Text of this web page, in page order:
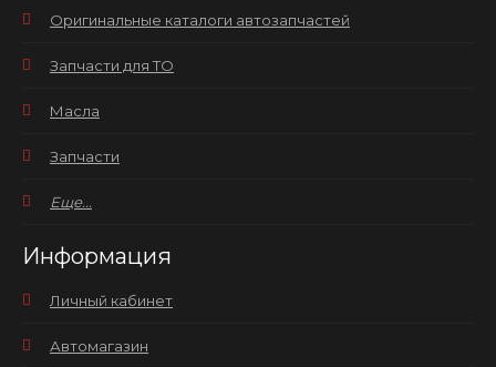
Оригинальные каталоги автозапчастей
Запчасти для ТО
Масла
Запчасти
Еще...
Информация
Личный кабинет
Автомагазин